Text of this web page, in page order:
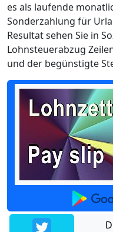
es als laufende
Sonderzahlung für
Resultat sehen Sie in
Lohnsteuerabzug
und der begünstigte